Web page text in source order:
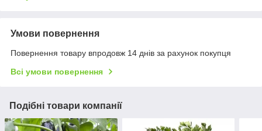
Умови повернення
Повернення товару впродовж 14 днів за рахунок покупця
Всі умови повернення
Подібні товари компанії